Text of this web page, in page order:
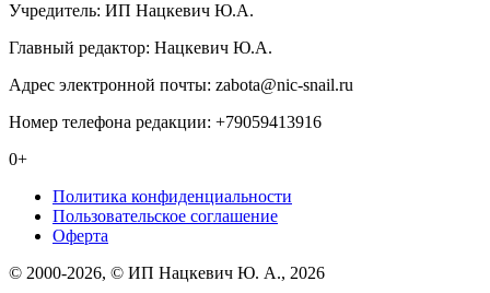
Учредитель: ИП Нацкевич Ю.А.
Главный редактор: Нацкевич Ю.А.
Адрес электронной почты: zabota@nic-snail.ru
Номер телефона редакции: +79059413916
0+
Политика конфиденциальности
Пользовательское соглашение
Оферта
© 2000-2026, © ИП Нацкевич Ю. А., 2026